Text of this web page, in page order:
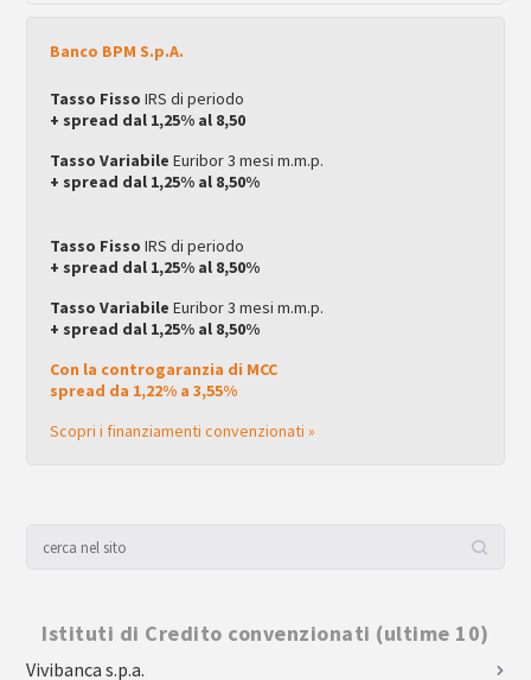
Banco BPM S.p.A.
Tasso Fisso IRS di periodo
+ spread dal 1,25% al 8,50
Tasso Variabile Euribor 3 mesi m.m.p.
+ spread dal 1,25% al 8,50%
Tasso Fisso IRS di periodo
+ spread dal 1,25% al 8,50%
Tasso Variabile Euribor 3 mesi m.m.p.
+ spread dal 1,25% al 8,50%
Con la controgaranzia di MCC
spread da 1,22% a 3,55%
Scopri i finanziamenti convenzionati »
Istituti di Credito convenzionati (ultime 10)
Vivibanca s.p.a.